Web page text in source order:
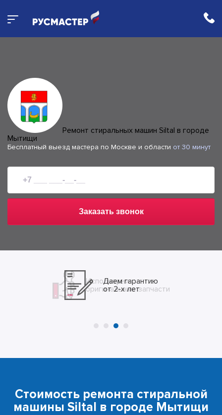
Ремонт стиральных машин Siltal в городе
Мытищи
Бесплатный выезд мастера по Москве и области от 30 минут
Заказать звонок
Даем гарантию
от 2-х лет
Стоимость ремонта стиральной
машины Siltal в городе Мытищи